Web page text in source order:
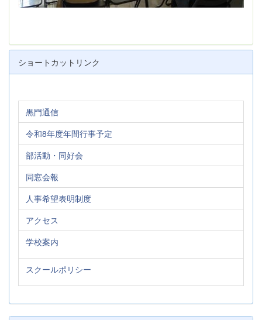
ショートカットリンク
黒門通信
令和8年度年間行事予定
部活動・同好会
同窓会報
人事希望表明制度
アクセス
学校案内
スクールポリシー